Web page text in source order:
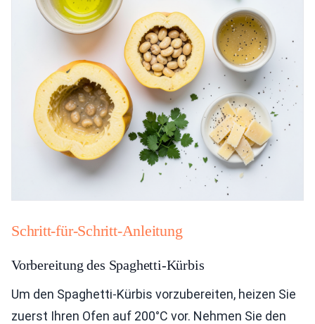
Schritt-für-Schritt-Anleitung
Vorbereitung des Spaghetti-Kürbis
Um den Spaghetti-Kürbis vorzubereiten, heizen Sie
zuerst Ihren Ofen auf 200°C vor. Nehmen Sie den